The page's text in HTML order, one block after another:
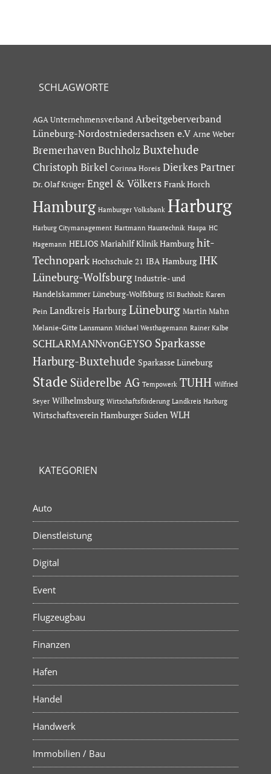
SCHLAGWORTE
AGA Unternehmensverband Arbeitgeberverband
Lüneburg-Nordostniedersachsen e.V Arne Weber
Bremerhaven Buchholz Buxtehude
Christoph Birkel Corinna Horeis Dierkes Partner
Dr. Olaf Krüger Engel & Völkers Frank Horch
Hamburg Hamburger Volksbank Harburg
Harburg Citymanagement Hartmann Haustechnik Haspa HC
Hagemann HELIOS Mariahilf Klinik Hamburg hit-
Technopark Hochschule 21 IBA Hamburg IHK
Lüneburg-Wolfsburg Industrie- und
Handelskammer Lüneburg-Wolfsburg ISI Buchholz Karen
Pein Landkreis Harburg Lüneburg Martin Mahn
Melanie-Gitte Lansmann Michael Westhagemann Rainer Kalbe
SCHLARMANNvonGEYSO Sparkasse
Harburg-Buxtehude Sparkasse Lüneburg
Stade Süderelbe AG Tempowerk TUHH Wilfried
Seyer Wilhelmsburg Wirtschaftsförderung Landkreis Harburg
Wirtschaftsverein Hamburger Süden WLH
KATEGORIEN
Auto
Dienstleistung
Digital
Event
Flugzeugbau
Finanzen
Hafen
Handel
Handwerk
Immobilien / Bau